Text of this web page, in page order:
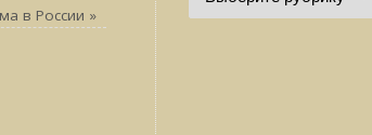
в России »